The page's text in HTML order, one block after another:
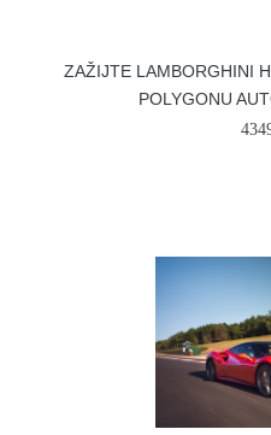
ZAŽIJTE LAMBORGHINI
POLYGONU